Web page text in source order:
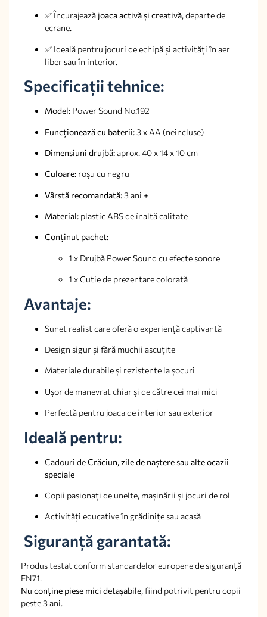
✅ Încurajează joaca activă și creativă, departe de
ecrane.
✅ Ideală pentru jocuri de echipă și activități în aer
liber sau în interior.
Specificații tehnice:
Model: Power Sound No.192
Funcționează cu baterii:3 x AA (neincluse)
Dimensiuni drujbă:aprox. 40 x 14 x 10 cm
Culoare: roșu cu negru
Vârstă recomandată:3 ani +
Material: plastic ABS de înaltă calitate
Conținut pachet:
1 x Drujbă Power Sound cu efecte sonore
1 x Cutie de prezentare colorată
Avantaje:
Sunet realist care oferă o experiență captivantă
Design sigur și fără muchii ascuțite
Materiale durabile și rezistente la șocuri
Ușor de manevrat chiar și de către cei mai mici
Perfectă pentru joaca de interior sau exterior
Ideală pentru:
Cadouri deCrăciun, zile de naștere sau alte ocazii
speciale
Copii pasionați de unelte, mașinării și jocuri de rol
Activități educative în grădinițe sau acasă
Siguranță garantată:
Produs testat conform standardelor europene de siguranță
EN71.
Nu conține piese mici detașabile, fiind potrivit pentru copii
peste 3 ani.